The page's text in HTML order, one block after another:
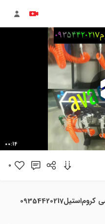
00:14
0